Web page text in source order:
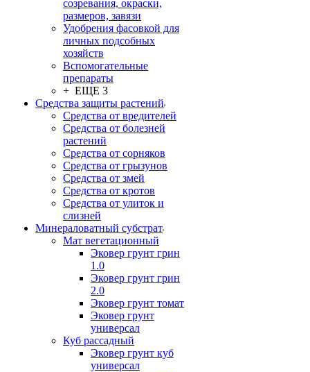
созревания, окраски,
размеров, завязи
Удобрения фасовкой для
личных подсобных
хозяйств
Вспомогательные
препараты
+ ЕЩЕ 3
Средства защиты растений
Средства от вредителей
Средства от болезней
растений
Средства от сорняков
Средства от грызунов
Средства от змей
Средства от кротов
Средства от улиток и
слизней
Минераловатный субстрат
Мат вегетационный
Эковер грунт грин
1.0
Эковер грунт грин
2.0
Эковер грунт томат
Эковер грунт
универсал
Куб рассадный
Эковер грунт куб
универсал